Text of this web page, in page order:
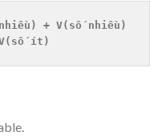
+ V(số nhiều)
V(số ít)